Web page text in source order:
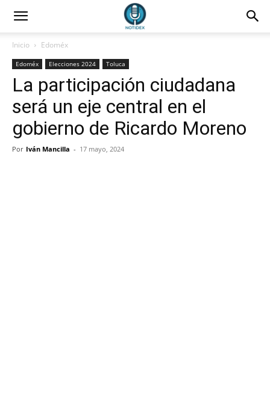
Inicio Edoméx
Edoméx Elecciones 2024 Toluca
La participación ciudadana
será un eje central en el
gobierno de Ricardo Moreno
Por Iván Mancilla - 17 mayo, 2024